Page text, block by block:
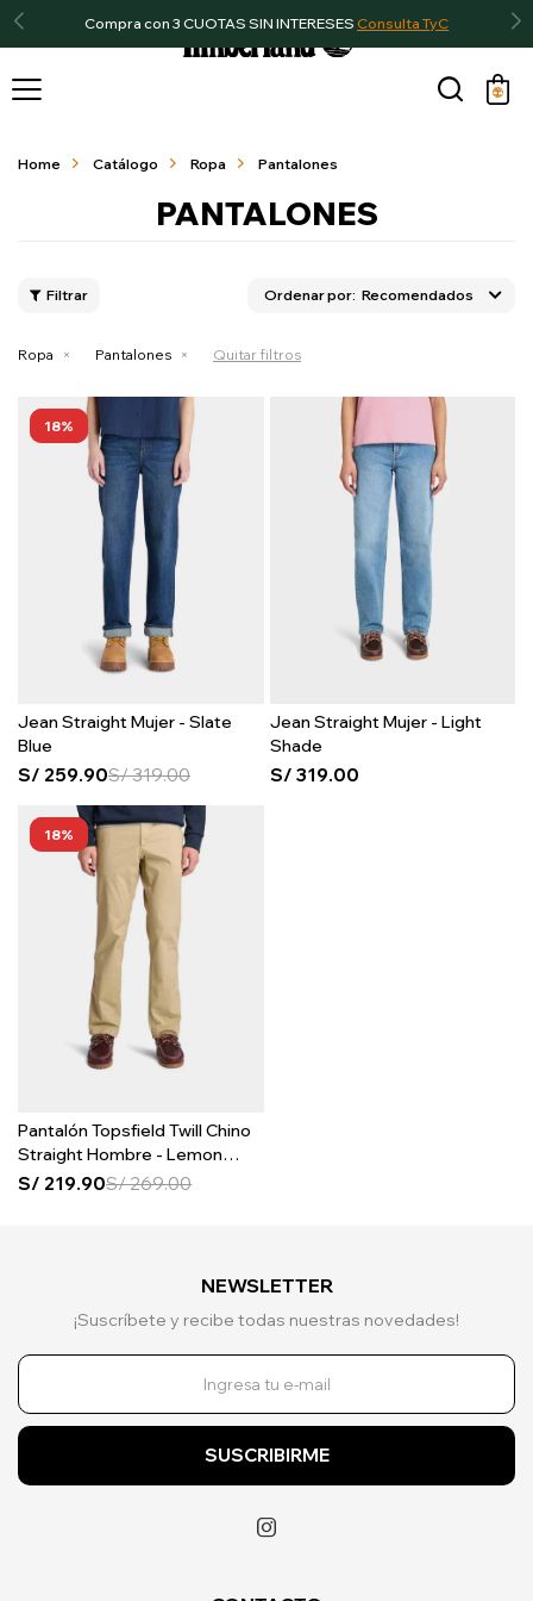
Compra con 3 CUOTAS SIN INTERESES Consulta TyC

Home Catálogo Ropa Pantalones
PANTALONES
Recomendados
Ropa Pantalones Quitar filtros
18
Jean Straight Mujer - Slate
Blue
S/ 259.90S/319.00
Jean Straight Mujer - Light
Shade
S/ 319.00
18
Pantalón Topsfield Twill Chino
Straight Hombre - Lemon
Pepper
S/ 219.90S/269.00
NEWSLETTER
¡Suscríbete y recibe todas nuestras novedades!
SUSCRIBIRME
